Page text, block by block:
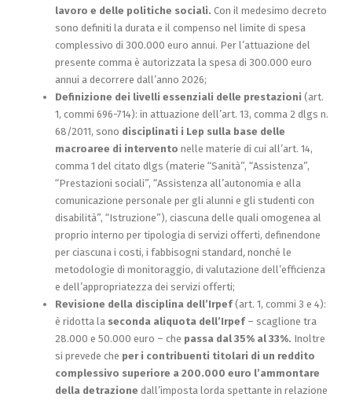
lavoro e delle politiche sociali. Con il medesimo decreto
sono definiti la durata e il compenso nel limite di spesa
complessivo di 300.000 euro annui. Per l’attuazione del
presente comma è autorizzata la spesa di 300.000 euro
annui a decorrere dall’anno 2026;
Definizione dei livelli essenziali delle prestazioni (art.
1, commi 696-714): in attuazione dell’art. 13, comma 2 dlgs n.
68/2011, sono disciplinati i Lep sulla base delle
macroaree di intervento nelle materie di cui all’art. 14,
comma 1 del citato dlgs (materie “Sanità”, “Assistenza”,
“Prestazioni sociali”, “Assistenza all’autonomia e alla
comunicazione personale per gli alunni e gli studenti con
disabilità”, “Istruzione”), ciascuna delle quali omogenea al
proprio interno per tipologia di servizi offerti, definendone
per ciascuna i costi, i fabbisogni standard, nonché le
metodologie di monitoraggio, di valutazione dell’efficienza
e dell’appropriatezza dei servizi offerti;
Revisione della disciplina dell’Irpef(art. 1, commi 3 e 4):
è ridotta la seconda aliquota dell’Irpef– scaglione tra
28.000 e 50.000 euro – che passa dal 35% al 33%. Inoltre
si prevede che per i contribuenti titolari di un reddito
complessivo superiore a 200.000 euro l’ammontare
della detrazione dall’imposta lorda spettante in relazione